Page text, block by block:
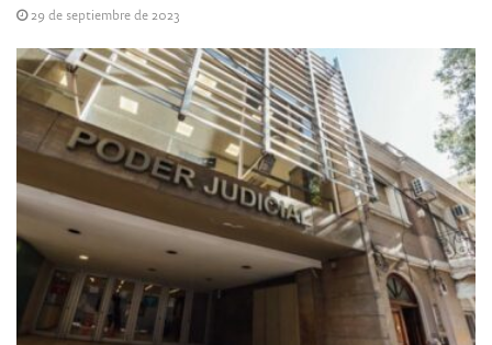
29 de septiembre de 2023